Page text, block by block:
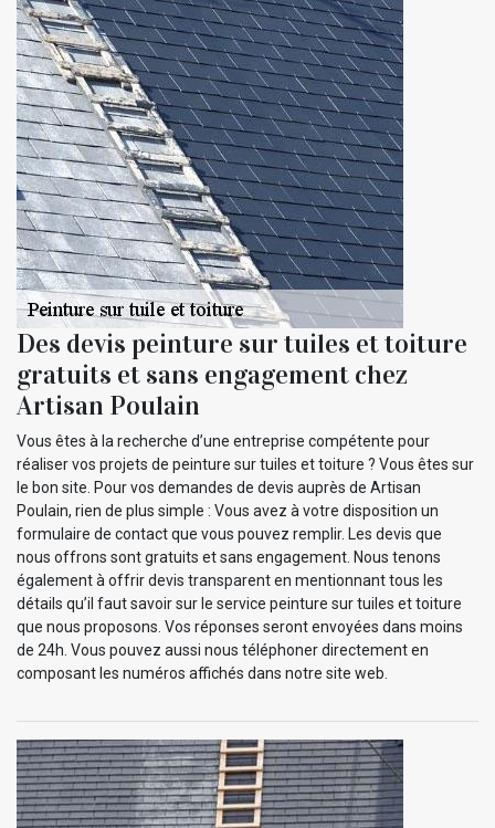
Des devis peinture sur tuiles et toiture
gratuits et sans engagement chez
Artisan Poulain
Vous êtes à la recherche d’une entreprise compétente pour
réaliser vos projets de peinture sur tuiles et toiture ? Vous êtes sur
le bon site. Pour vos demandes de devis auprès de Artisan
Poulain, rien de plus simple : Vous avez à votre disposition un
formulaire de contact que vous pouvez remplir. Les devis que
nous offrons sont gratuits et sans engagement. Nous tenons
également à offrir devis transparent en mentionnant tous les
détails qu’il faut savoir sur le service peinture sur tuiles et toiture
que nous proposons. Vos réponses seront envoyées dans moins
de 24h. Vous pouvez aussi nous téléphoner directement en
composant les numéros affichés dans notre site web.